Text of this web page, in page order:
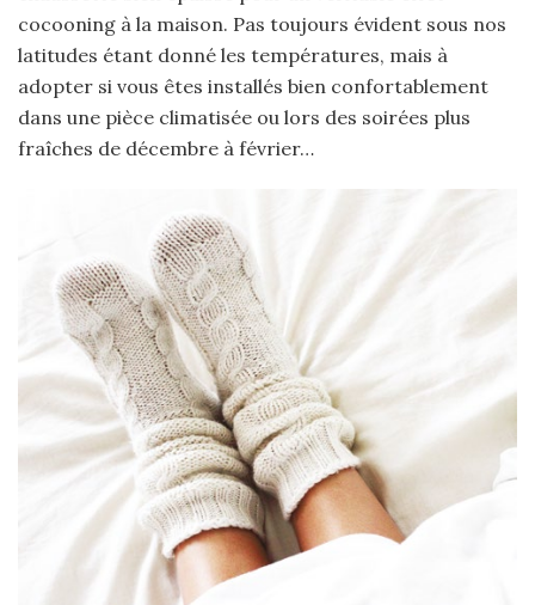
cocooning à la maison. Pas toujours évident sous nos
latitudes étant donné les températures, mais à
adopter si vous êtes installés bien confortablement
dans une pièce climatisée ou lors des soirées plus
fraîches de décembre à février…